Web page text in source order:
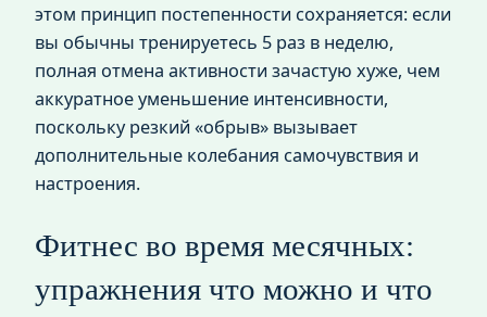
этом принцип постепенности сохраняется: если
вы обычны тренируетесь 5 раз в неделю,
полная отмена активности зачастую хуже, чем
аккуратное уменьшение интенсивности,
поскольку резкий «обрыв» вызывает
дополнительные колебания самочувствия и
настроения.
Фитнес во время месячных:
упражнения что можно и что